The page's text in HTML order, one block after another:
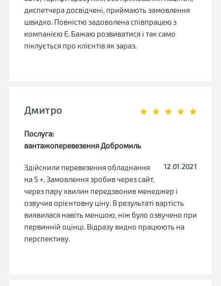
диспетчера досвідчені, приймають замовлення
швидко. Повністю задоволена співпрацею з
компанією Е. Бажаю розвиватися і так само
піклується про клієнтів як зараз.
Дмитро
Послуга:
вантажоперевезення Добромиль
12.01.2021
Здійснили перевезення обладнання
на 5 +. Замовлення зробив через сайт,
через пару хвилин передзвонив менеджер і
озвучив орієнтовну ціну. В результаті вартість
виявилася навіть меншою, ніж було озвучено при
первинній оцінці. Відразу видно працюють на
перспективу.